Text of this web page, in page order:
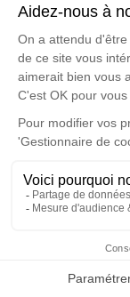
Faire-part
d'expression
GUYOT.
Cérémonie
Ce service
Déroulé